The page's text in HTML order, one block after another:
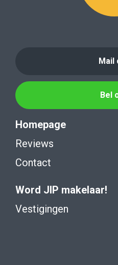
Mail
Bel
Homepage
Reviews
Contact
Word JIP makelaar!
Vestigingen